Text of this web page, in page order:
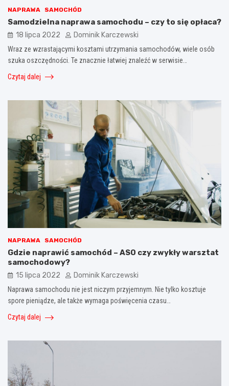
NAPRAWA SAMOCHÓD
Samodzielna naprawa samochodu – czy to się opłaca?
18 lipca 2022 Dominik Karczewski
Wraz ze wzrastającymi kosztami utrzymania samochodów, wiele osób
szuka oszczędności. Te znacznie łatwiej znaleźć w serwisie…
Czytaj dalej
NAPRAWA SAMOCHÓD
Gdzie naprawić samochód – ASO czy zwykły warsztat
samochodowy?
15 lipca 2022 Dominik Karczewski
Naprawa samochodu nie jest niczym przyjemnym. Nie tylko kosztuje
spore pieniądze, ale także wymaga poświęcenia czasu…
Czytaj dalej